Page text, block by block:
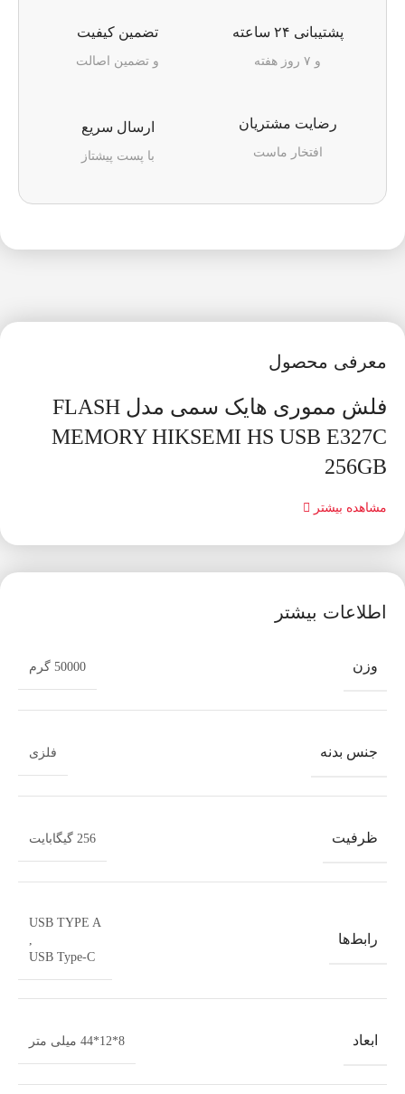
پشتیبانی ۲۴ ساعته
و ۷ روز هفته
تضمین کیفیت
و تضمین اصالت
رضایت مشتریان
افتخار ماست
ارسال سریع
با پست پیشتاز
معرفی محصول
فلش مموری هایک سمی مدل FLASH
MEMORY HIKSEMI HS USB E327C
256GB
مشاهده بیشتر
اطلاعات بیشتر
وزن 50000 گرم
جنس بدنه فلزی
ظرفیت 256 گیگابایت
رابط‌ها
USB TYPE A
,
USB Type-C
ابعاد 8*12*44 میلی متر